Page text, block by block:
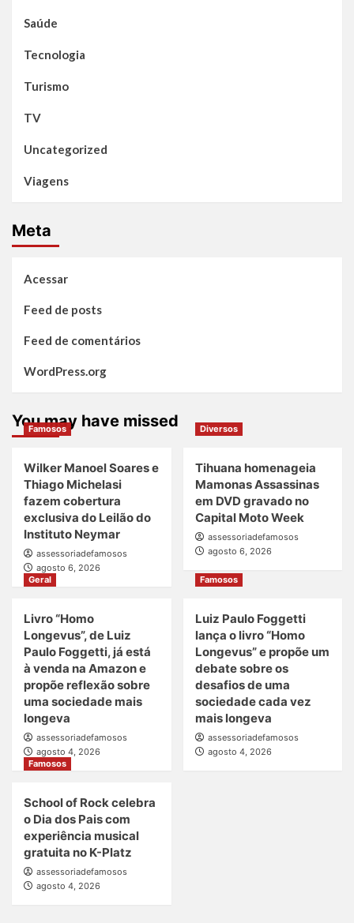
Saúde
Tecnologia
Turismo
TV
Uncategorized
Viagens
Meta
Acessar
Feed de posts
Feed de comentários
WordPress.org
You may have missed
Famosos
Wilker Manoel Soares e
Thiago Michelasi
fazem cobertura
exclusiva do Leilão do
Instituto Neymar
assessoriadefamosos
agosto 6, 2026
Diversos
Tihuana homenageia
Mamonas Assassinas
em DVD gravado no
Capital Moto Week
assessoriadefamosos
agosto 6, 2026
Geral
Livro “Homo
Longevus”, de Luiz
Paulo Foggetti, já está
à venda na Amazon e
propõe reflexão sobre
uma sociedade mais
longeva
assessoriadefamosos
agosto 4, 2026
Famosos
Luiz Paulo Foggetti
lança o livro “Homo
Longevus” e propõe um
debate sobre os
desafios de uma
sociedade cada vez
mais longeva
assessoriadefamosos
agosto 4, 2026
Famosos
School of Rock celebra
o Dia dos Pais com
experiência musical
gratuita no K-Platz
assessoriadefamosos
agosto 4, 2026